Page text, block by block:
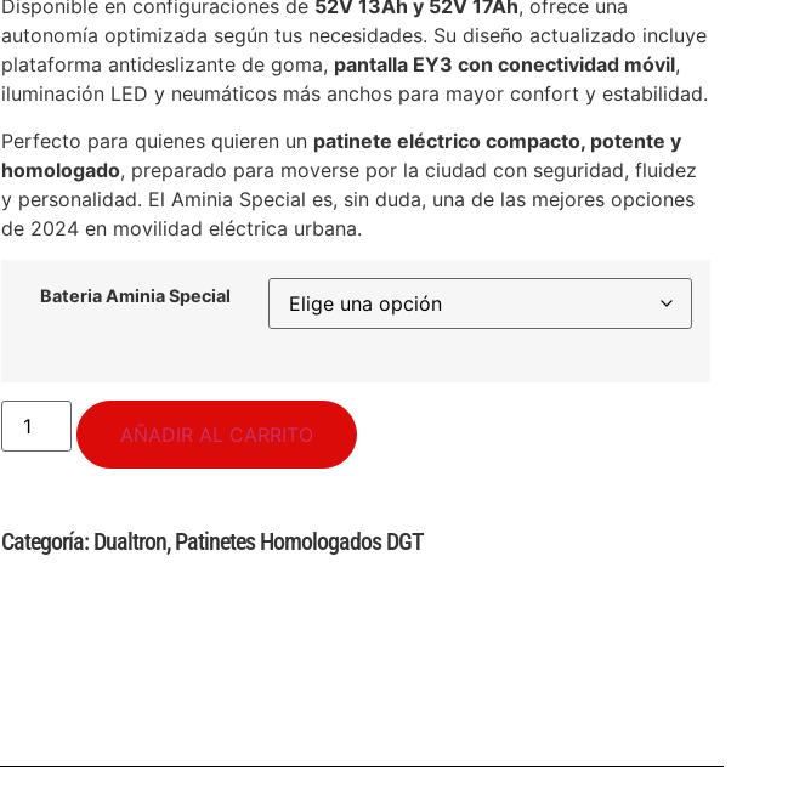
Disponible en configuraciones de 52V 13Ah y 52V 17Ah, ofrece una
autonomía optimizada según tus necesidades. Su diseño actualizado incluye
plataforma antideslizante de goma, pantalla EY3 con conectividad móvil,
iluminación LED y neumáticos más anchos para mayor confort y estabilidad.
Perfecto para quienes quieren un patinete eléctrico compacto, potente y
homologado, preparado para moverse por la ciudad con seguridad, fluidez
y personalidad. El Aminia Special es, sin duda, una de las mejores opciones
de 2024 en movilidad eléctrica urbana.
Bateria Aminia Special
AÑADIR AL CARRITO
Categoría: Dualtron,Patinetes Homologados DGT